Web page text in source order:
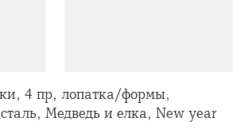
4 пр, лопатка/формы,
Медведь и елка, New year